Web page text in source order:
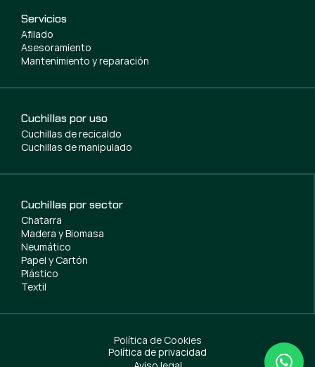
Servicios
Afilado
Asesoramiento
Mantenimiento y reparación
Cuchillas por uso
Cuchillas de recicaldo
Cuchillas de manipulado
Cuchillas por sector
Chatarra
Madera y Biomasa
Neumático
Papel y Cartón
Plástico
Textil
Política de Cookies
Política de privacidad